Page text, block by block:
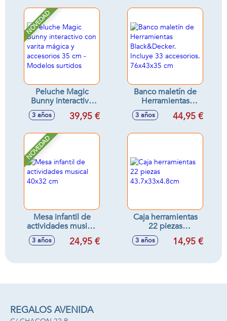
NOVEDAD
Peluche Magic
Bunny interactivo
con varita mágica y
accesorios 35 cm -
3 años 39,95 €
Banco maletín de
Herramientas
Black&Decker.
Incluye 33
3 años 44,95 €
NOVEDAD
Mesa infantil de
actividades musical
40x32 cm
3 años 24,95 €
Caja herramientas
22 piezas
43.7x33x4.8cm
3 años 14,95 €
REGALOS AVENIDA